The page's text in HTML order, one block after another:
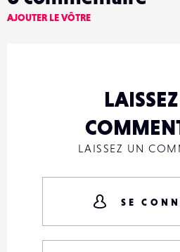
AJOUTER LE VÔTRE
LAISSEZ UN
SE